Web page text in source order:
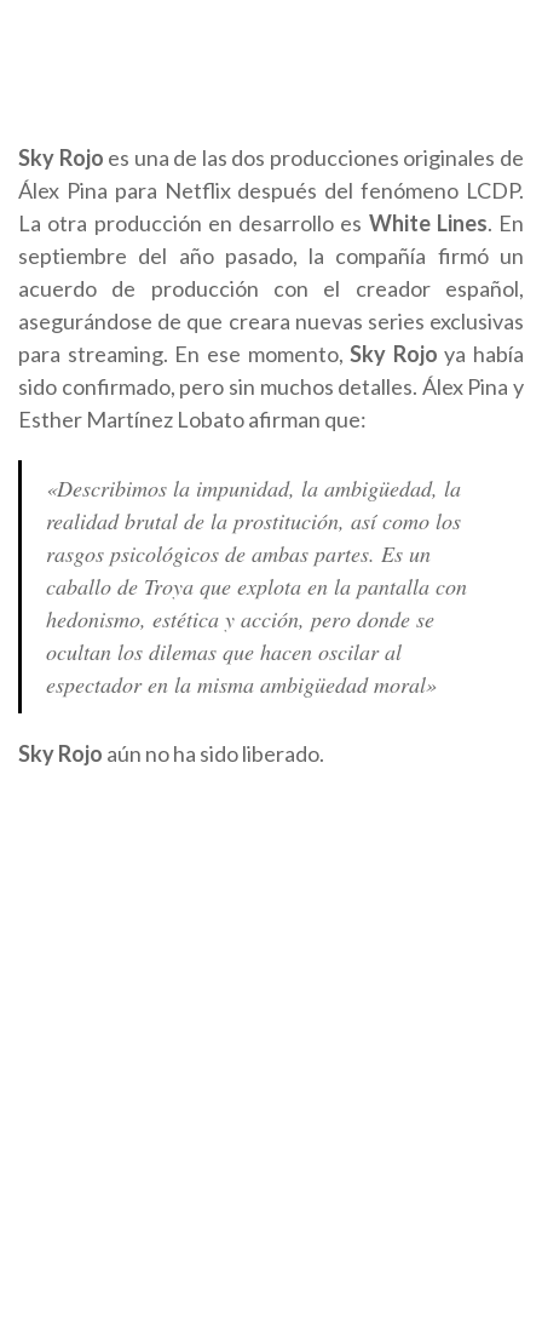
Sky Rojo es una de las dos producciones originales de
Álex Pina para Netflix después del fenómeno LCDP.
La otra producción en desarrollo es White Lines. En
septiembre del año pasado, la compañía firmó un
acuerdo de producción con el creador español,
asegurándose de que creara nuevas series exclusivas
para streaming. En ese momento,Sky Rojo ya había
sido confirmado, pero sin muchos detalles. Álex Pina y
Esther Martínez Lobato afirman que:
«Describimos la impunidad, la ambigüedad, la
realidad brutal de la prostitución, así como los
rasgos psicológicos de ambas partes. Es un
caballo de Troya que explota en la pantalla con
hedonismo, estética y acción, pero donde se
ocultan los dilemas que hacen oscilar al
espectador en la misma ambigüedad moral»
Sky Rojo aún no ha sido liberado.